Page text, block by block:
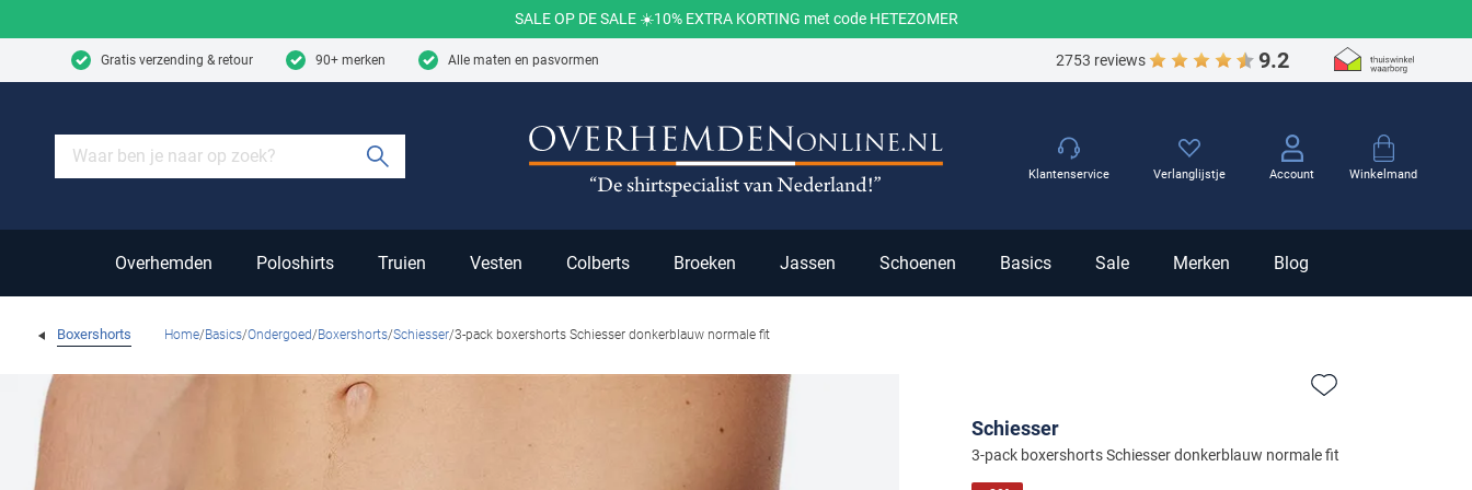
SALE OP DE SALE ☀️10% EXTRA KORTING met code HETEZOMER
Gratis verzending & retour 90+ merken Alle maten en pasvormen 2753 reviews 9.2
Winkelmand
Overhemden Poloshirts Truien Vesten Colberts Broeken Jassen Schoenen Basics Sale Merken Blog
Klantenservice Verlanglijstje Account
Boxershorts Home Basics Ondergoed Boxershorts Schiesser 3-pack boxershorts Schiesser donkerblauw normale fit
Schiesser
3-pack boxershorts Schiesser donkerblauw normale fit
Zet bij favorieten